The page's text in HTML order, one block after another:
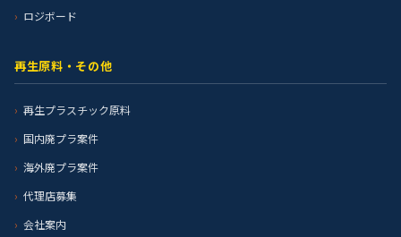
ロジボード
再生原料・その他
再生プラスチック原料
国内廃プラ案件
海外廃プラ案件
代理店募集
会社案内